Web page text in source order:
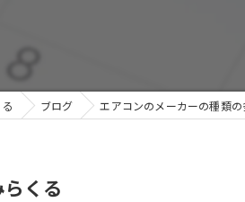
ブログ エアコンのメーカーの種類
くる